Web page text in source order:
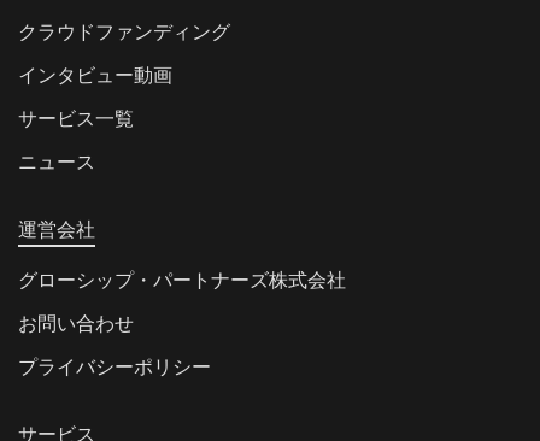
クラウドファンディング
インタビュー動画
サービス一覧
ニュース
運営会社
グローシップ・パートナーズ株式会社
お問い合わせ
プライバシーポリシー
サービス